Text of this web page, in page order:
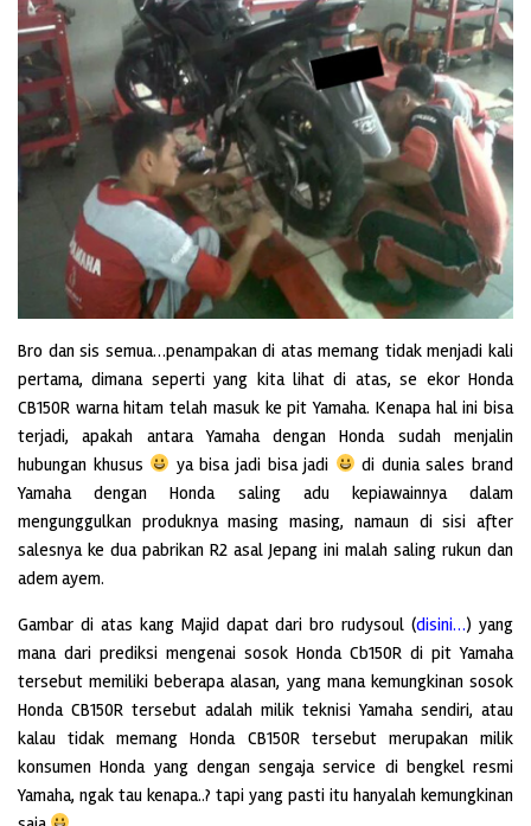
Bro dan sis semua…penampakan di atas memang tidak menjadi kali
pertama, dimana seperti yang kita lihat di atas, se ekor Honda
CB150R warna hitam telah masuk ke pit Yamaha. Kenapa hal ini bisa
terjadi, apakah antara Yamaha dengan Honda sudah menjalin
hubungan khusus
ya bisa jadi bisa jadi
di dunia sales brand
Yamaha dengan Honda saling adu kepiawainnya dalam
mengunggulkan produknya masing masing, namaun di sisi after
salesnya ke dua pabrikan R2 asal Jepang ini malah saling rukun dan
adem ayem.
Gambar di atas kang Majid dapat dari bro rudysoul (disini…) yang
mana dari prediksi mengenai sosok Honda Cb150R di pit Yamaha
tersebut memiliki beberapa alasan, yang mana kemungkinan sosok
Honda CB150R tersebut adalah milik teknisi Yamaha sendiri, atau
kalau tidak memang Honda CB150R tersebut merupakan milik
konsumen Honda yang dengan sengaja service di bengkel resmi
Yamaha, ngak tau kenapa..? tapi yang pasti itu hanyalah kemungkinan